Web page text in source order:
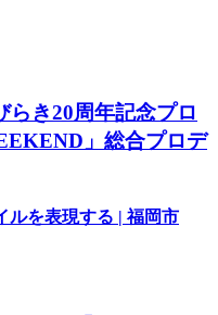
らき20周年記念プロ
」総合プロデ
ルを表現する | 福岡市